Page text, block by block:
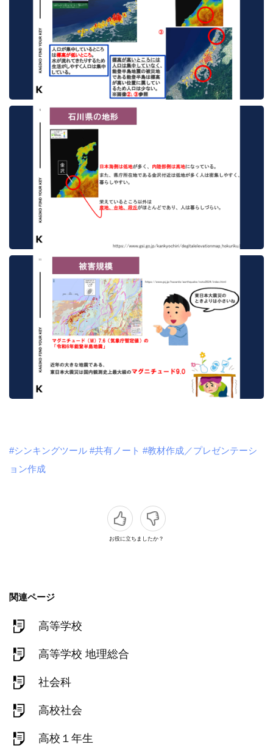
#シンキングツール #共有ノート #教材作成／プレゼンテーシ
ョン作成
お役に立ちましたか？
関連ページ
高等学校
高等学校 地理総合
社会科
高校社会
高校１年生